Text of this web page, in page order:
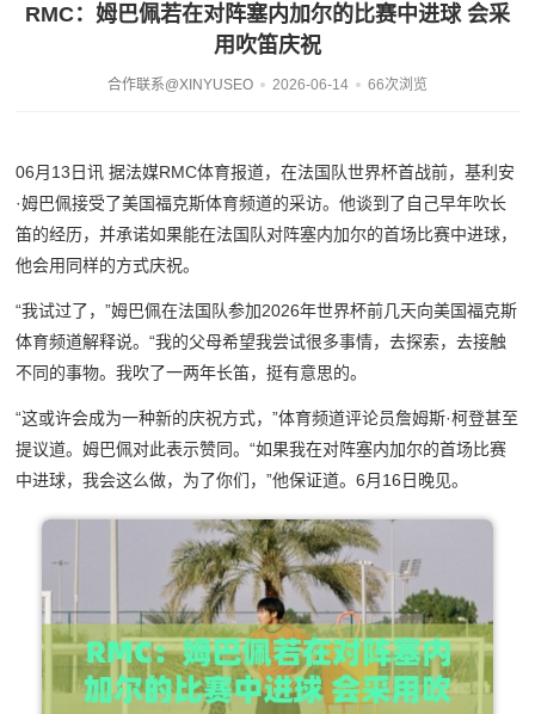
RMC：姆巴佩若在对阵塞内加尔的比赛中进球 会采
用吹笛庆祝
合作联系@XINYUSEO 2026-06-14 66次浏览
06月13日讯 据法媒RMC体育报道，在法国队世界杯首战前，基利安
·姆巴佩接受了美国福克斯体育频道的采访。他谈到了自己早年吹长
笛的经历，并承诺如果能在法国队对阵塞内加尔的首场比赛中进球，
他会用同样的方式庆祝。
“我试过了，”姆巴佩在法国队参加2026年世界杯前几天向美国福克斯
体育频道解释说。“我的父母希望我尝试很多事情，去探索，去接触
不同的事物。我吹了一两年长笛，挺有意思的。
“这或许会成为一种新的庆祝方式，”体育频道评论员詹姆斯·柯登甚至
提议道。姆巴佩对此表示赞同。“如果我在对阵塞内加尔的首场比赛
中进球，我会这么做，为了你们，”他保证道。6月16日晚见。